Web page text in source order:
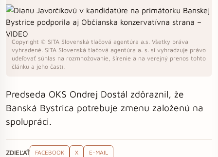
Copyright © SITA Slovenská tlačová agentúra a.s. Všetky práva
vyhradené. SITA Slovenská tlačová agentúra a. s. si vyhradzuje právo
udeľovať súhlas na rozmnožovanie, šírenie a na verejný prenos tohto
článku a jeho častí.
Predseda OKS Ondrej Dostál zdôraznil, že
Banská Bystrica potrebuje zmenu založenú na
spolupráci.
ZDIEĽAŤ FACEBOOK X E-MAIL